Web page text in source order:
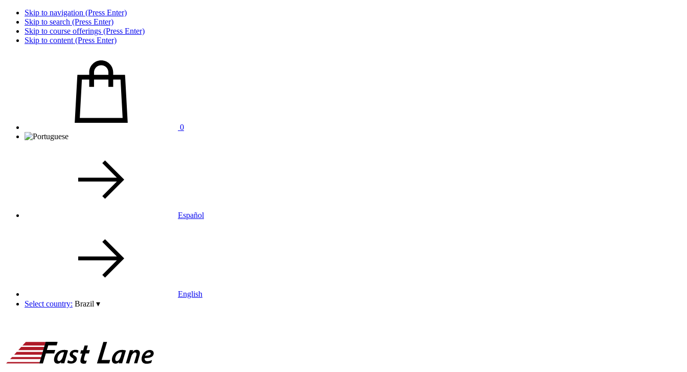
Skip to navigation (Press Enter)
Skip to search (Press Enter)
Skip to course offerings (Press Enter)
Skip to content (Press Enter)
0
Español
English
Select country: Brazil ▾